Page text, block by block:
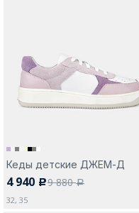
Кеды детские ДЖЕМ-Д
4 940 c9 880a
32, 35